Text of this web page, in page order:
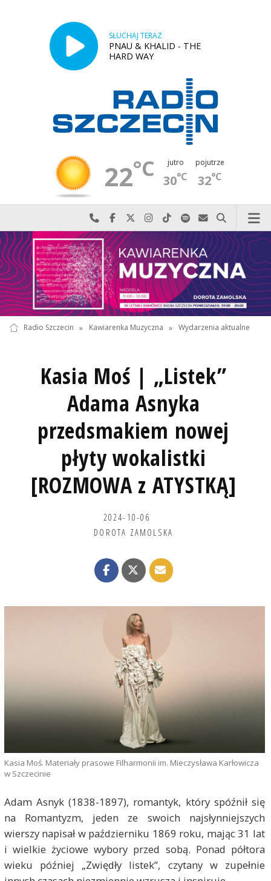
SŁUCHAJ TERAZ
PNAU & KHALID - THE
HARD WAY
22°C jutro
30°C
pojutrze
32°C
Najlepiej po prostu do nas zadzwoń
Odwiedź nas na Facebook-u
Odwiedź nas na X
Odwiedź nas na Instagram-ie
Odwiedź nas na TikTok-u
Szukaj nas na Spotify
Wyślij do nas
Szukaj
Radio Szczecin » Kawiarenka Muzyczna » Wydarzenia aktualne
Kasia Moś | „Listek”
Adama Asnyka
przedsmakiem nowej
płyty wokalistki
[ROZMOWA z ATYSTKĄ]
2024-10-06
DOROTA ZAMOLSKA
Kasia Moś. Materiały prasowe Filharmonii im. Mieczysława Karłowicza
w Szczecinie
Adam Asnyk (1838-1897), romantyk, który spóźnił się
na Romantyzm, jeden ze swoich najsłynniejszych
wierszy napisał w październiku 1869 roku, mając 31 lat
i wielkie życiowe wybory przed sobą. Ponad półtora
wieku później „Zwiędły listek”, czytany w zupełnie